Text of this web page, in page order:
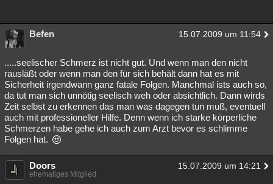
Befen 15.07.2009 um 11:54
.....seelischer Schmerz ist nicht gut. Und wenn man den nicht
rausläßt oder wenn man den für sich behält dann hat es mit
Sicherheit irgendwann ganz fatale Folgen. Manchmal ists auch so,
da tut man sich unnötig seelisch weh oder absichtlich. Dann wirds
Zeit selbst zu erkennen das man was dagegen tun muß, eventuell
auch mit professioneller Hilfe. Denn wenn ich starke körperliche
Schmerzen habe gehe ich auch zum Arzt bevor es schlimme
Folgen hat.
Doors 15.07.2009 um 14:21
ehemaliges Mitglied